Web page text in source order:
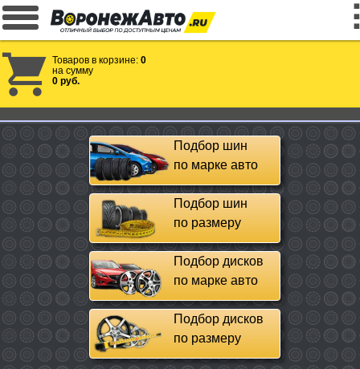
Товаров в корзине: 0
на сумму
0 руб.
Подбор шин
по марке авто
Подбор шин
по размеру
Подбор дисков
по марке авто
Подбор дисков
по размеру